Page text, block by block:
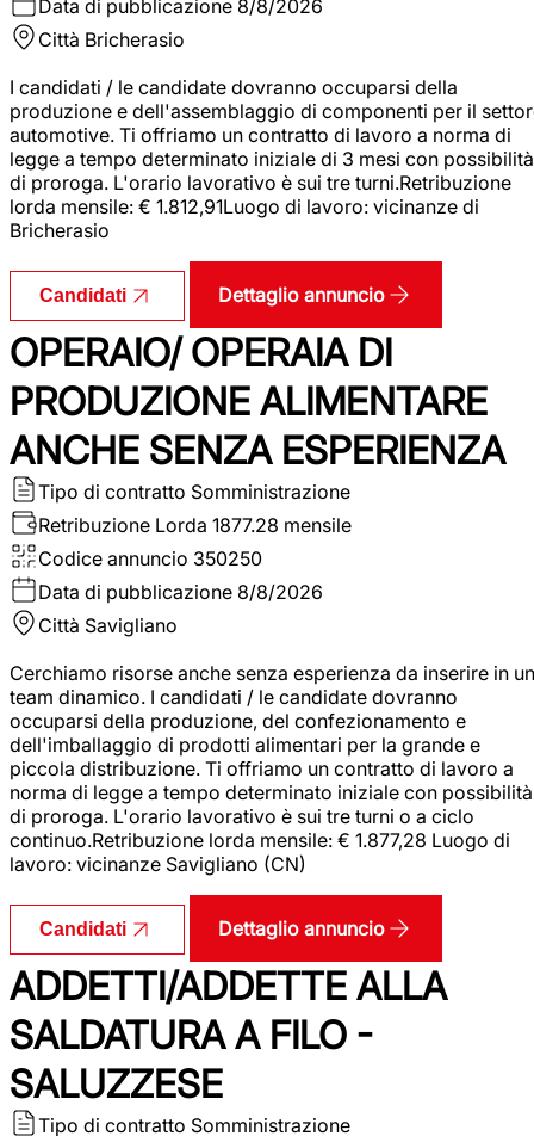
Data di pubblicazione 8/8/2026
Città Bricherasio
I candidati / le candidate dovranno occuparsi della
produzione e dell'assemblaggio di componenti per il
automotive. Ti offriamo un contratto di lavoro a norma di
legge a tempo determinato iniziale di 3 mesi con possibilità
di proroga. L'orario lavorativo è sui tre turni.Retribuzione
lorda mensile: € 1.812,91Luogo di lavoro: vicinanze di
Bricherasio
Candidati Dettaglio annuncio
OPERAIO/ OPERAIA DI
PRODUZIONE ALIMENTARE
ANCHE SENZA ESPERIENZA
Tipo di contratto Somministrazione
Retribuzione Lorda 1877.28 mensile
Codice annuncio 350250
Data di pubblicazione 8/8/2026
Città Savigliano
Cerchiamo risorse anche senza esperienza da inserire in un
team dinamico. I candidati / le candidate dovranno
occuparsi della produzione, del confezionamento e
dell'imballaggio di prodotti alimentari per la grande e
piccola distribuzione. Ti offriamo un contratto di lavoro a
norma di legge a tempo determinato iniziale con possibilità
di proroga. L'orario lavorativo è sui tre turni o a ciclo
continuo.Retribuzione lorda mensile: € 1.877,28 Luogo di
lavoro: vicinanze Savigliano (CN)
Candidati Dettaglio annuncio
ADDETTI/ADDETTE ALLA
SALDATURA A FILO -
SALUZZESE
Tipo di contratto Somministrazione